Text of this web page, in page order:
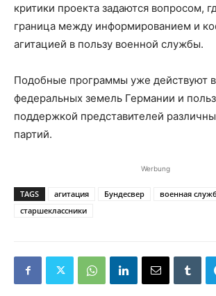
критики проекта задаются вопросом,
граница между информированием и
агитацией в пользу военной службы.
Подобные программы уже действуют
федеральных земель Германии и
поддержкой представителей
партий.
Werbung
TAGS агитация Бундесвер
военная
старшеклассники